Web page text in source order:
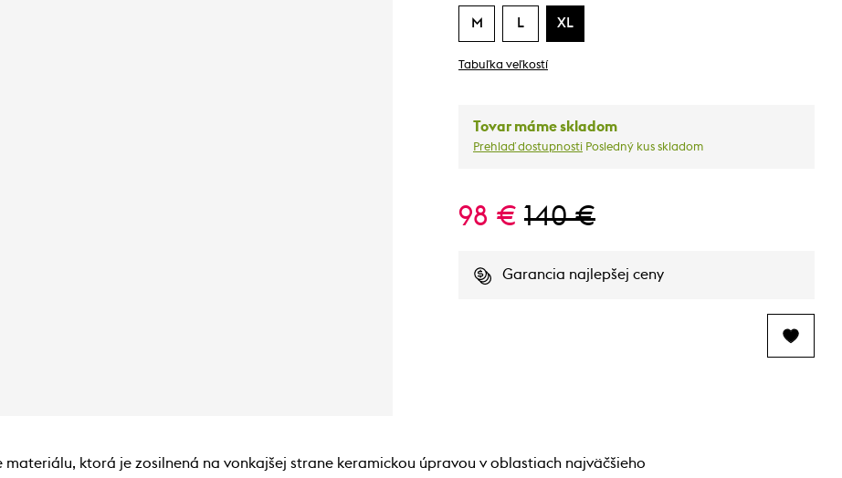
M L XL
Tabuľka veľkostí
Tovar máme skladom
Prehlaď dostupnosti Posledný kus skladom
98 € 140 €
Garancia najlepšej ceny
materiálu, ktorá je zosilnená na vonkajšej strane keramickou úpravou v oblastiach najväčšieho